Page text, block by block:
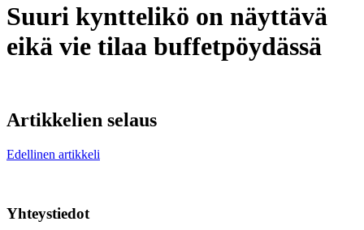
Suuri kynttelikö on näyttävä
eikä vie tilaa buffetpöydässä
Artikkelien selaus
Edellinen artikkeli
Yhteystiedot